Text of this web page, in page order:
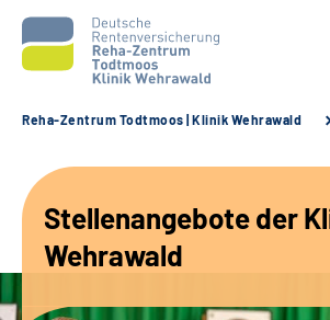
Unsere Angebote
Reha-Zentrum Todtmoos | Klinik Wehrawald
Stellenangebote der
Wehrawald